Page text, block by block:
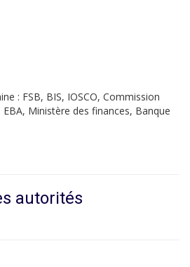
: FSB, BIS, IOSCO, Commission
EBA, Ministère des finances, Banque
autorités